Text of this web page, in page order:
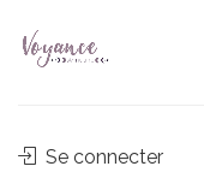
Se connecter